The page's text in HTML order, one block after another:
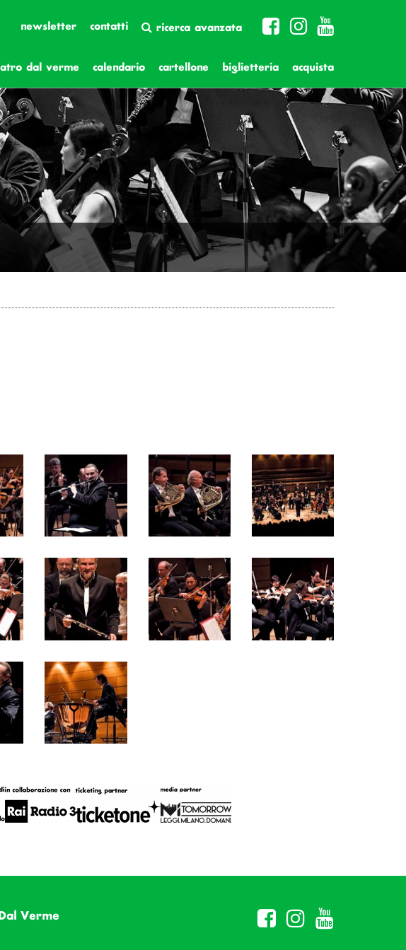
newsletter contatti ricerca avanzata
dal verme calendario cartellone biglietteria acquista
Verme